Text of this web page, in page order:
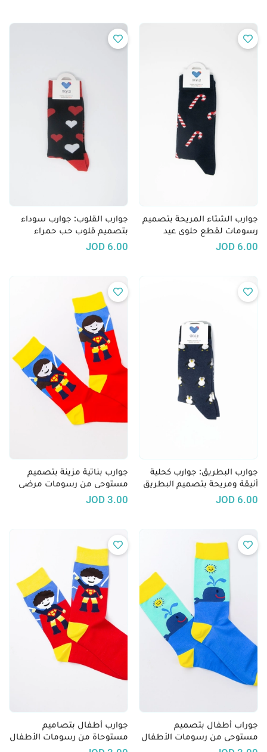
جوارب الشتاء المريحة بتصميم
رسومات لقطع حلوى عيد
الميلاد
6.00
JOD
جوارب القلوب: جوارب سوداء
بتصميم قلوب حب حمراء
6.00
JOD
جوارب البطريق: جوارب كحلية
أنيقة ومريحة بتصميم البطريق
6.00
JOD
جوارب بناتية مزينة بتصميم
مستوحى من رسومات مرضى
السرطان من الأطفال
3.00
JOD
جوراب أطفال بتصميم
مستوحى من رسومات الأطفال
في مركز الحسين للسرطان -
جوارب أطفال بتصاميم
مستوحاة من رسومات الأطفال
المصابين بالسرطان في مركز